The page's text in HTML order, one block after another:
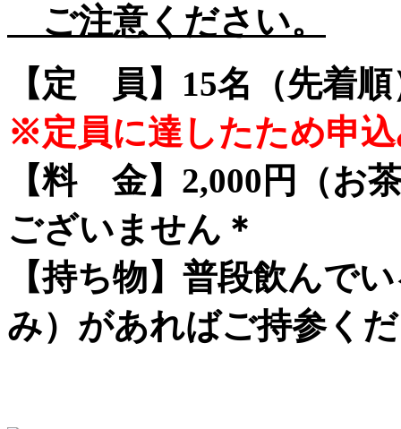
ご注意ください。
【定 員】15名（先着順
※定員に達したため申
【料 金】2,000円（お
ございません＊
【持ち物】普段飲んで
み）があればご持参く